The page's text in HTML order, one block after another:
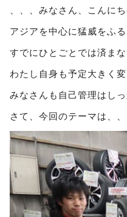
、、、みなさん、こんに
アジアを中心に猛威をふ
すでにひとごとでは済ま
わたし自身も予定大きく
みなさんも自己管理はしっ
さて、今回のテーマは、